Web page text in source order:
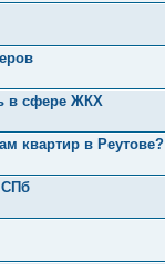
в сфере ЖКХ
квартир в Реутове?
СПб